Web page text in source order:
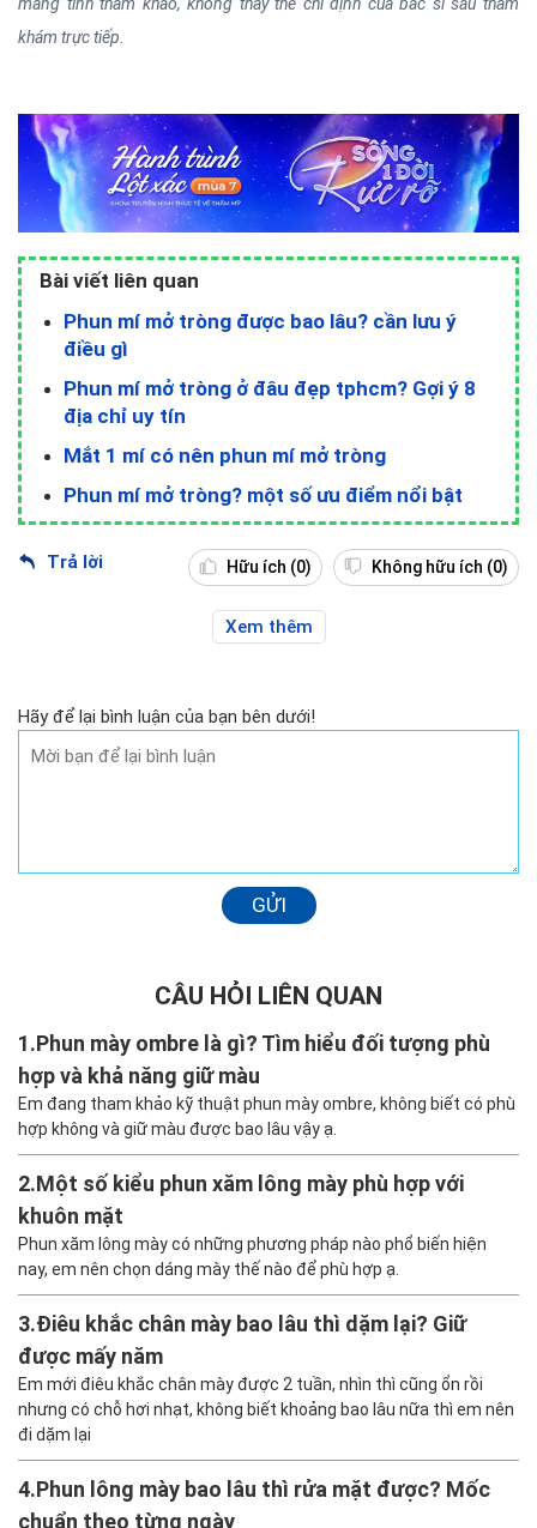
khám trực tiếp.
Bài viết liên quan
Phun mí mở tròng được bao lâu? cần lưu ý
điều gì
Phun mí mở tròng ở đâu đẹp tphcm? Gợi ý 8
địa chỉ uy tín
Mắt 1 mí có nên phun mí mở tròng
Phun mí mở tròng? một số ưu điểm nổi bật
Trả lời Hữu ích (0) Không hữu ích (0)
Xem thêm
Hãy để lại bình luận của bạn bên dưới!
GỬI
CÂU HỎI LIÊN QUAN
1.Phun mày ombre là gì? Tìm hiểu đối tượng phù
hợp và khả năng giữ màu
Em đang tham khảo kỹ thuật phun mày ombre, không biết có phù
hợp không và giữ màu được bao lâu vậy ạ.
2.Một số kiểu phun xăm lông mày phù hợp với
khuôn mặt
Phun xăm lông mày có những phương pháp nào phổ biến hiện
nay, em nên chọn dáng mày thế nào để phù hợp ạ.
3.Điêu khắc chân mày bao lâu thì dặm lại? Giữ
được mấy năm
Em mới điêu khắc chân mày được 2 tuần, nhìn thì cũng ổn rồi
nhưng có chỗ hơi nhạt, không biết khoảng bao lâu nữa thì em nên
đi dặm lại
4.Phun lông mày bao lâu thì rửa mặt được? Mốc
chuẩn theo từng ngày